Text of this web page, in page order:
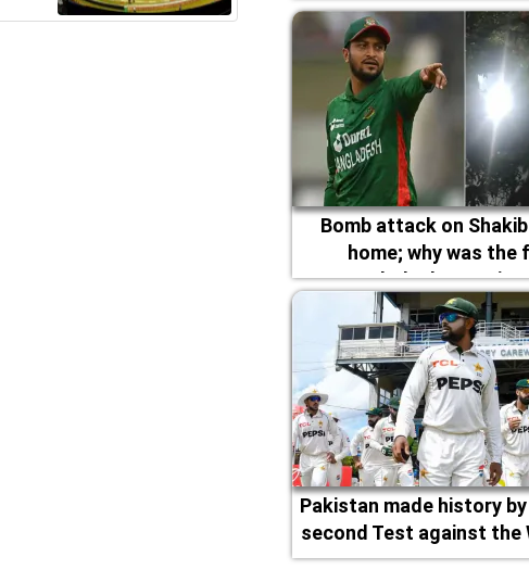
Bomb attack on
home; why was the
Bangladesh captain
Pakistan made history
second Test against the